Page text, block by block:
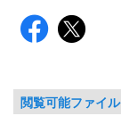
閲覧可能ファイル